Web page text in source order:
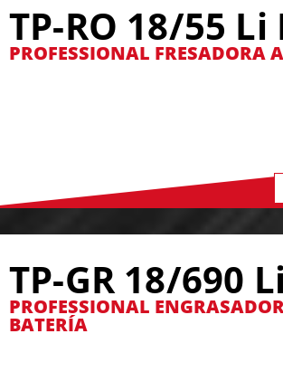
TP-RO 18/55 Li
PROFESSIONAL FRESADORA
TP-GR 18/690 Li
PROFESSIONAL
BATERÍA